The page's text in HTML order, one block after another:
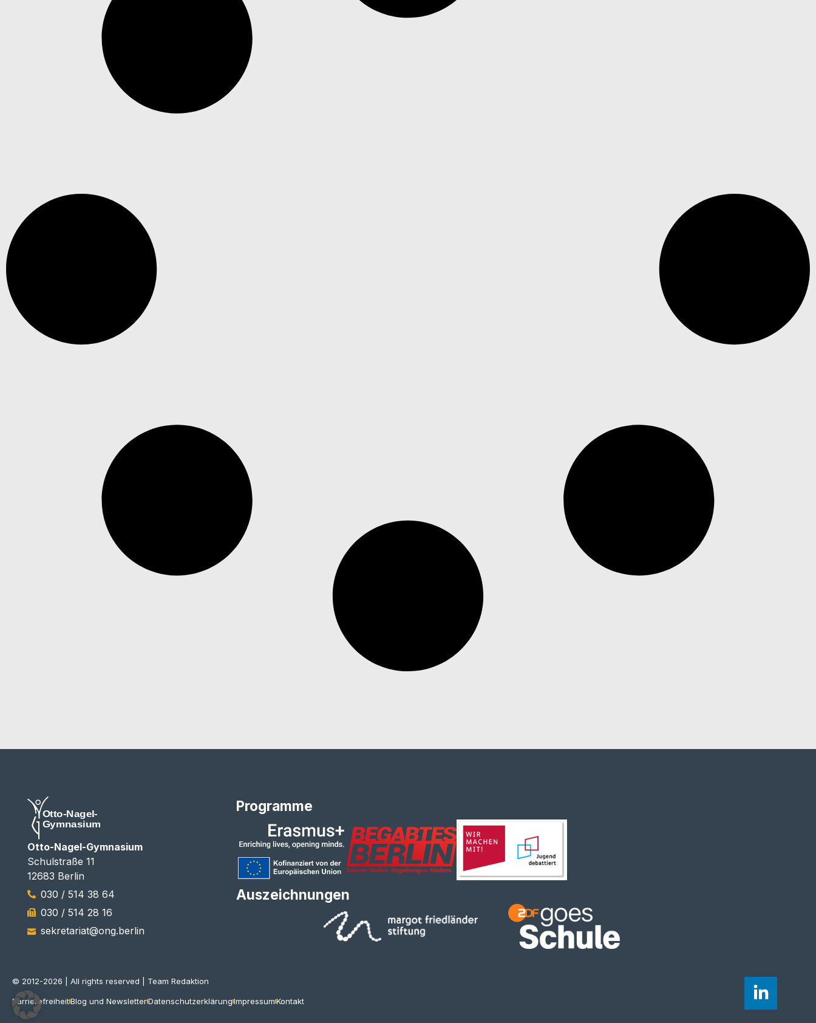
Otto-Nagel-Gymnasium
Schulstraße 11
12683 Berlin
030 / 514 38 64
030 / 514 28 16
sekretariat@ong.berlin
Programme
Auszeichnungen
© 2012-2026 | All rights reserved | Team Redaktion
BarrierefreiheitBlog und NewsletterDatenschutzerklärungImpressumKontakt